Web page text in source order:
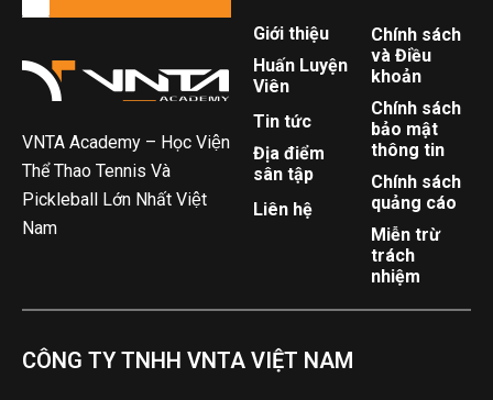
VNTA Academy – Học Viện
Thể Thao Tennis Và
Pickleball Lớn Nhất Việt
Nam
Giới thiệu
Huấn Luyện
Viên
Tin tức
Địa điểm
sân tập
Liên hệ
Chính sách
và Điều
khoản
Chính sách
bảo mật
thông tin
Chính sách
quảng cáo
Miễn trừ
trách
nhiệm
CÔNG TY TNHH VNTA VIỆT NAM